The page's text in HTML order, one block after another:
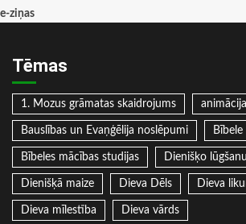
e-ziņas
Tēmas
1. Mozus grāmatas skaidrojums
Bauslības un Evaņģēlija noslēpumi Bībele
Bībeles mācības studijas Dienišķo
Dienišķā maize Dieva Dēls Dieva
Dieva mīlestība Dieva vārds